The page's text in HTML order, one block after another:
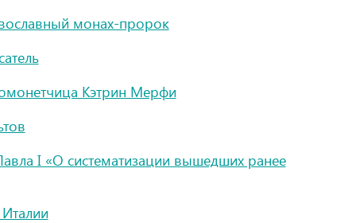
монах-пророк
Кэтрин Мерфи
I «О систематизации вышедших ранее